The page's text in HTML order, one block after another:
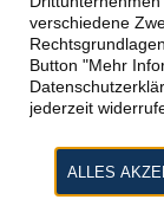
verschiedene
Button "Mehr
jederzeit
ALLES